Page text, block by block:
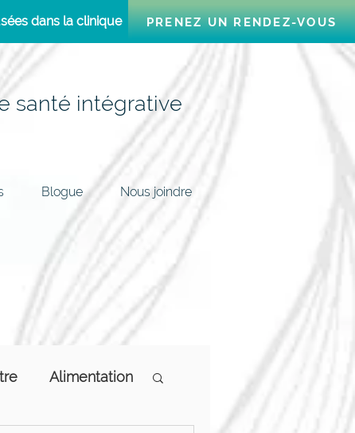
PRENEZ UN RENDEZ-VOUS
dans la clinique
santé intégrative
Blogue Nous joindre
Alimentation